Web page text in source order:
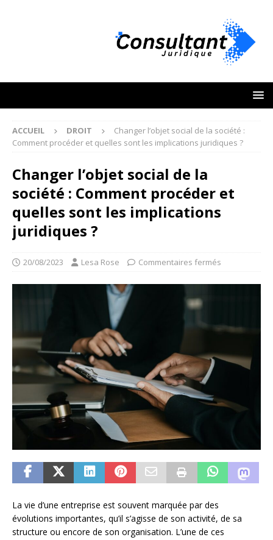
ACCUEIL DROIT
Changer l’objet social de la société :
Comment procéder et quelles sont les implications juridiques ?
Changer l’objet social de la
société : Comment procéder et
quelles sont les implications
juridiques ?
20/08/2023 Lesa Rose Commentaires fermés
La vie d’une entreprise est souvent marquée par des
évolutions importantes, qu’il s’agisse de son activité, de sa
structure ou encore de son organisation. L’une de ces